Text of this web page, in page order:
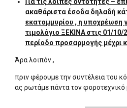
ακαθάριστα έσοδα δηλαδή
εκατομμυρίου , η υποχρέωση
τιμολόγιο ΞΕΚΙΝΑ στις 01/10/
περίοδο προσαρμογής μέχρι
Άρα λοιπόν ,
πριν φέρουμε την συντέλεια του
ας ρωτάμε πάντα τον φοροτεχνικό